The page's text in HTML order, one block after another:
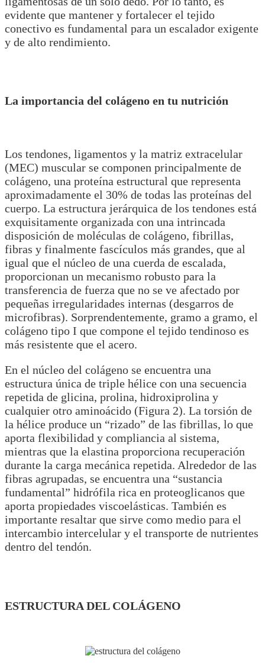
evidente que mantener y fortalecer el tejido
conectivo es fundamental para un escalador exigente
y de alto rendimiento.
La importancia del colágeno en tu nutrición
Los tendones, ligamentos y la matriz extracelular
(MEC) muscular se componen principalmente de
colágeno, una proteína estructural que representa
aproximadamente el 30% de todas las proteínas del
cuerpo. La estructura jerárquica de los tendones está
exquisitamente organizada con una intrincada
disposición de moléculas de colágeno, fibrillas,
fibras y finalmente fascículos más grandes, que al
igual que el núcleo de una cuerda de escalada,
proporcionan un mecanismo robusto para la
transferencia de fuerza que no se ve afectado por
pequeñas irregularidades internas (desgarros de
microfibras). Sorprendentemente, gramo a gramo, el
colágeno tipo I que compone el tejido tendinoso es
más resistente que el acero.
En el núcleo del colágeno se encuentra una
estructura única de triple hélice con una secuencia
repetida de glicina, prolina, hidroxiprolina y
cualquier otro aminoácido (Figura 2). La torsión de
la hélice produce un “rizado” de las fibrillas, lo que
aporta flexibilidad y compliancia al sistema,
mientras que la elastina proporciona recuperación
durante la carga mecánica repetida. Alrededor de las
fibras agrupadas, se encuentra una “sustancia
fundamental” hidrófila rica en proteoglicanos que
aporta propiedades viscoelásticas. También es
importante resaltar que sirve como medio para el
intercambio intercelular y el transporte de nutrientes
dentro del tendón.
ESTRUCTURA DEL COLÁGENO